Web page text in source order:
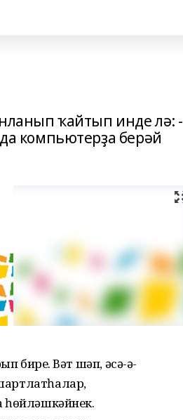
ҡайтып инде лә: -
компьютерҙа берәй
бирҙе. Вәт шәп, әсә-ә-
һөйләшкәйнек.